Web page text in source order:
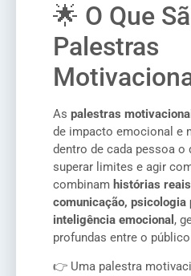
🌟 O Que
Palestras
As palestras
de impacto emocional e
dentro de cada pessoa o
superar limites e agir
combinam histórias
comunicação, psicologia
inteligência emocional ,
profundas entre o
👉 Uma palestra